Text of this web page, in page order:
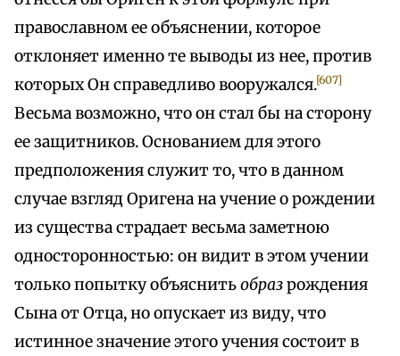
православном ее объяснении, которое
отклоняет именно те выводы из нее, против
которых Он справедливо вооружался.[607]
Весьма возможно, что он стал бы на сторону
ее защитников. Основанием для этого
предположения служит то, что в данном
случае взгляд Оригена на учение о рождении
из существа страдает весьма заметною
односторонностью: он видит в этом учении
только попытку объяснитьобразрождения
Сына от Отца, но опускает из виду, что
истинное значение этого учения состоит в